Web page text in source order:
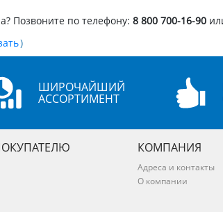
Позвоните по телефону: 8 800 700-16-90
)
ШИРОЧАЙШИЙ
АССОРТИМЕНТ
КОМПАНИЯ
Адреса и контакты
О компании